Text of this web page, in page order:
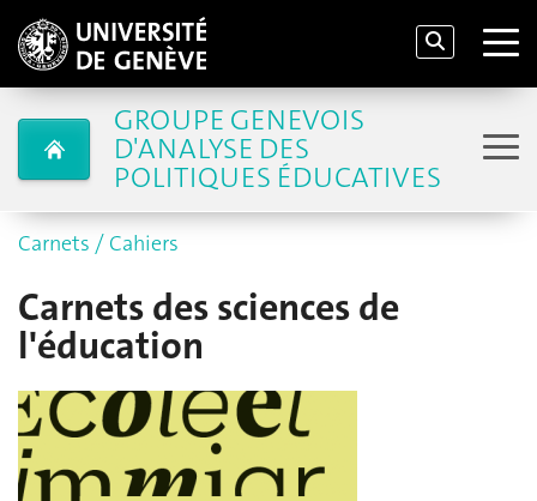
GROUPE GENEVOIS
D'ANALYSE DES
POLITIQUES ÉDUCATIVES
Carnets / Cahiers
Carnets des sciences de
l'éducation